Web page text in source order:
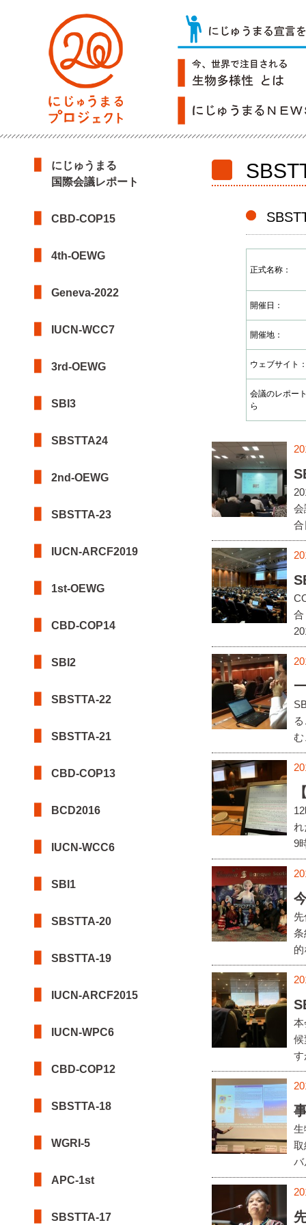
にじゅうまる
国際会議レポート
CBD-COP15
4th-OEWG
Geneva-2022
IUCN-WCC7
3rd-OEWG
SBI3
SBSTTA24
2nd-OEWG
SBSTTA-23
IUCN-ARCF2019
1st-OEWG
CBD-COP14
SBI2
SBSTTA-22
SBSTTA-21
CBD-COP13
BCD2016
IUCN-WCC6
SBI1
SBSTTA-20
SBSTTA-19
IUCN-ARCF2015
IUCN-WPC6
CBD-COP12
SBSTTA-18
WGRI-5
APC-1st
SBSTTA-17
正式名称：
開催日：
開催地：
ウェブサイト
会議のレポー
ら
会
合
合
む
9
条
本
候
す
生
取
バ